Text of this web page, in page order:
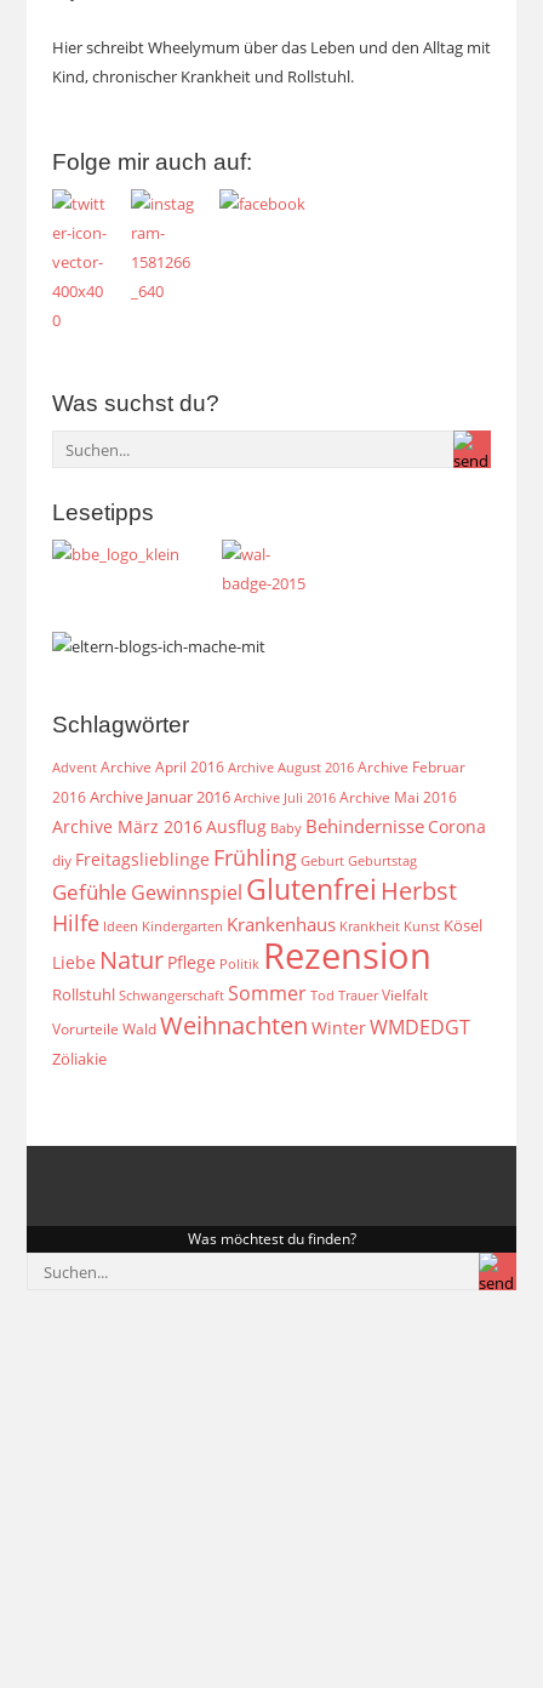
Hier schreibt Wheelymum über das Leben und den Alltag mit
Kind, chronischer Krankheit und Rollstuhl.
Folge mir auch auf:
Was suchst du?
Lesetipps
Schlagwörter
Advent Archive April 2016 Archive August 2016 Archive Februar
2016 Archive Januar 2016 Archive Juli 2016 Archive Mai 2016
Archive März 2016Ausflug Baby Behindernisse Corona
diy Freitagslieblinge Frühling Geburt Geburtstag
Gefühle Gewinnspiel Glutenfrei Herbst
Hilfe Ideen Kindergarten Krankenhaus Krankheit Kunst Kösel
Liebe Natur Pflege Politik Rezension
Rollstuhl Schwangerschaft Sommer Tod Trauer Vielfalt
Vorurteile Wald Weihnachten WinterWMDEDGT
Zöliakie
Was möchtest du finden?